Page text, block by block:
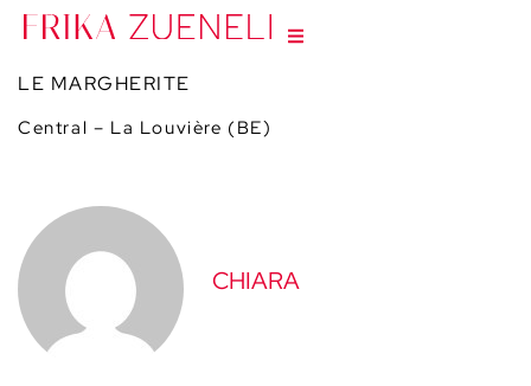
LE MARGHERITE
Central – La Louvière (BE)
CHIARA